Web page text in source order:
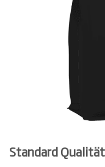
Standard Qualität